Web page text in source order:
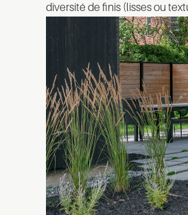
diversité de finis (lisses ou